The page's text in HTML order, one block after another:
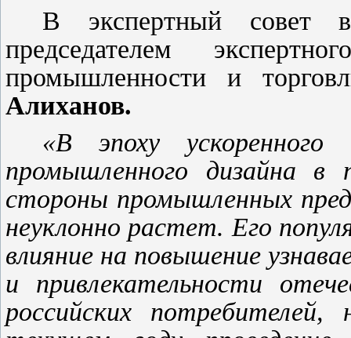
В экспертный совет
председателем
промышленности и
Алиханов.
«В эпоху ускоренного
промышленного дизайна в
стороны промышленных
неуклонно растет. Его
влияние на повышение
и привлекательности
российских